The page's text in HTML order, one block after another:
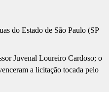
do Estado de São Paulo (SP
Juvenal Loureiro Cardoso; o
a licitação tocada pelo